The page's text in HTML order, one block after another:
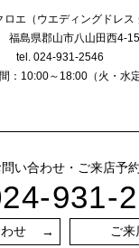
ロエ（ウエディングドレス
福島県郡山市八山田西4-
tel. 024-931-2546
：10:00～18:00（火・水定
問い合わせ・ご来店予約
931-
せ ご来